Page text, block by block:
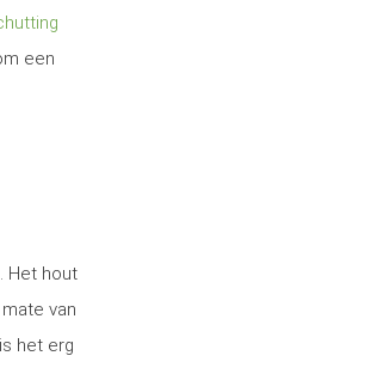
een
Het hout
van
het erg